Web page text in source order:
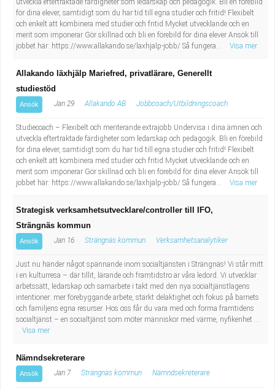
utveckla eftertraktade färdigheter som ledarskap och pedagogik. Bli en förebild
för dina elever, samtidigt som du har tid till egna studier och fritid! Flexibelt
och enkelt att kombinera med studier och fritid Mycket utvecklande och en
merit som imponerar Gör skillnad och bli en förebild för dina elever Ansök till
jobbet här: https://www.allakando.se/laxhjalp-jobb/ Så fungera...
Visa mer
Allakando läxhjälp Mariefred, privatlärare, Generellt
studiestöd
Ansök Jan 29 Allakando AB Jobbcoach/Utbildningscoach
Studiecoach – Flexibelt och meriterande extrajobb Undervisa i dina ämnen och
utveckla eftertraktade färdigheter som ledarskap och pedagogik. Bli en förebild
för dina elever, samtidigt som du har tid till egna studier och fritid! Flexibelt
och enkelt att kombinera med studier och fritid Mycket utvecklande och en
merit som imponerar Gör skillnad och bli en förebild för dina elever Ansök till
jobbet här: https://www.allakando.se/laxhjalp-jobb/ Så fungera...
Visa mer
Strategisk verksamhetsutvecklare/controller till IFO,
Strängnäs kommun
Ansök Jan 16 Strängnäs kommun Verksamhetsanalytiker
Just nu händer något spännande inom socialtjänsten i Strängnäs! Vi står mitt
i en kulturresa – där tillit, lärande och framtidstro är våra ledord. Vi utvecklar
arbetssätt, ledarskap och samarbete i takt med den nya socialtjänstlagens
intentioner: mer förebyggande arbete, stärkt delaktighet och fokus på barnets
och familjens egna resurser. Hos oss får du vara med och forma framtidens
socialtjänst – en socialtjänst som möter människor med värme, nyfikenhet ...
Visa mer
Nämndsekreterare
Ansök Jan 7 Strängnäs kommun Nämndsekreterare